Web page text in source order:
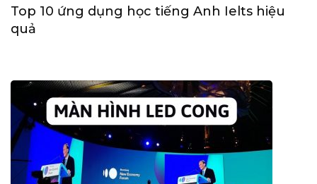
Top 10 ứng dụng học tiếng Anh Ielts hiệu
quả